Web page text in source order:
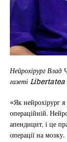
Нейрохірург Влад
газеті Libertatea
«Як нейрохірург
операційній.
апендицит, і це
операції на мозку.